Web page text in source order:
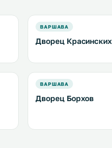
ВАРШАВА
Дворец Красинских
ВАРШАВА
Дворец Борхов